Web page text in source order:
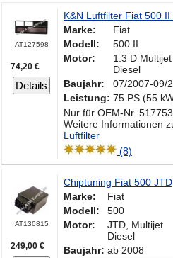
AT127598
74,20 €
Details
K&N Luftfilter Fiat 500
Marke:
Fiat
Modell:
500 II
Motor:
1.3 D Multijet
Diesel
Baujahr:
07/2007-09/
Leistung: 75 PS (55
Nur für OEM-Nr.
Weitere Informationen
Luftfilter
(8)
AT130815
249,00 €
Chiptuning Fiat 500
Marke:
Fiat
Modell:
500
Motor:
JTD, Multijet
Diesel
Baujahr: ab 2008